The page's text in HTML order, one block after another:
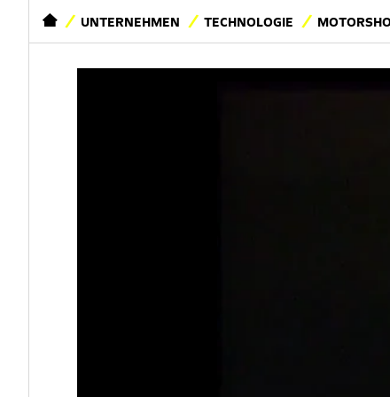
STARTSEITEUNTERNEHMEN TECHNOLOGIE